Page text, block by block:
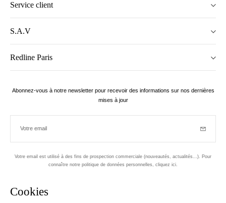
Cookies
Service client
S.A.V
Redline Paris
Abonnez-vous à notre newsletter pour recevoir des informations sur nos dernières
mises à jour
Votre email
Votre email est utilisé à des fins de prospection commerciale (nouveautés, actualités...). Pour
connaître notre politique de données personnelles, cliquez ici.